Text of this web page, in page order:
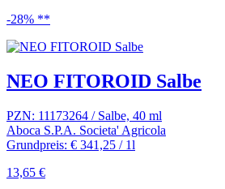
-28% **
NEO FITOROID Salbe
PZN: 11173264 / Salbe, 40 ml
Aboca S.P.A. Societa' Agricola
Grundpreis: € 341,25 / 1l
13,65 €